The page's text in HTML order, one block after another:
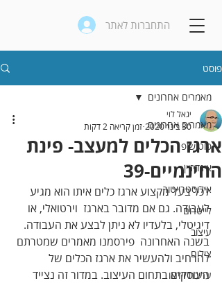
התחברות לאתר
פוסט
מאמרים אחרונים
פוטושופ
אינדיזיין
אילוסטרייטור
לייטרום
עיצוב
צילום
עריכת וידאו
מאמרים אחרונים
ארגז הכלים למעצב- פינת
החינמיים-39
יגאל לוי
30 בינו׳ 2020
זמן קריאה 2 דקות
לכל בעל מקצוע ארגז כלים איתו הוא מגיע
לעבודה. גם אם מדובר בארגז  וירטואלי, או
דיגיטלי, בלעדיו לא ניתן לבצע את העבודה.
בשנה האחרונה  פירסמנו מאמרים שמטרתם
להרחיב ולהעשיר את ארגז הכלים של
העוסקים בתחום העיצוב. במדור זה נצייד